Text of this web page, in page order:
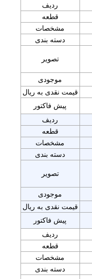
ردیف
قطعه
مشخصات
دسته بندی
تصویر
موجودی
قیمت نقدی به ریال
پیش فاکتور
ردیف
قطعه
مشخصات
دسته بندی
تصویر
موجودی
قیمت نقدی به ریال
پیش فاکتور
ردیف
قطعه
مشخصات
دسته بندی